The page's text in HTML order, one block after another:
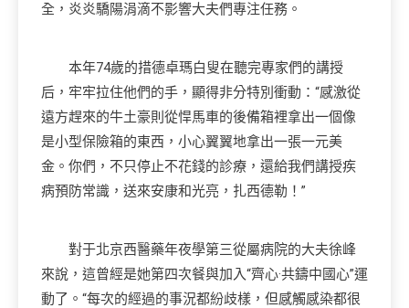
全，炎炎驕陽涓滴不影響大夫們專注任務。
本年74歲的措德卓瑪白叟在聽完專家們的講授
后，牢牢拉住他們的手，顯得非分特別衝動：“感激從
遠方趕來的牛土豪則從悍馬車的後備箱裡拿出一個像
是小型保險箱的東西，小心翼翼地拿出一張一元美
金。你們，不只停止不花錢的診療，還給我們講授疾
病預防常識，送來安康和光亮，扎西德勒！”
對于北京西醫藥年夜學第三從屬病院的大夫徐峰
來說，這曾經是她第四次餐與加入“齊心·共鑄中國心”運
動了。“每次的經過的事況都紛歧樣，但感觸感染都很